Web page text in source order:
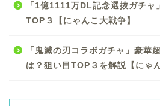
「1億1111万DL記念選抜ガチャ
TOP３【にゃんこ大戦争】
「鬼滅の刃コラボガチャ」豪華
は？狙い目TOP３を解説【にゃ